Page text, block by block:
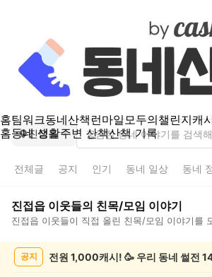
홈팀워크동네산책런마일모두의챌린지캐
홈동네 생활주변 산책산책 기록
진접읍
전체글 공지 인기 동네 일상 동네
진접읍 이웃들의 친목/모임 이야기
진접읍 이웃들이 직접 올린 친목/모임 이야기를
공지 전원 1,000캐시! 🥳 우리 동네 썰전